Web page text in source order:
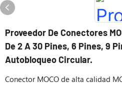
Proveedor De Conectores
De 2 A 30 Pines, 6 Pines, 9
Autobloqueo Circular.
Conector MOCO de alta calidad